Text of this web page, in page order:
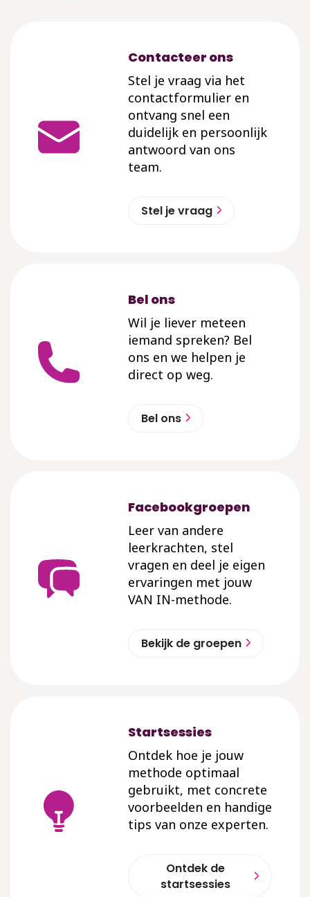
Contacteer ons
Stel je vraag via het
contactformulier en
ontvang snel een
duidelijk en persoonlijk
antwoord van ons
team.
Stel je vraag
Bel ons
Wil je liever meteen
iemand spreken? Bel
ons en we helpen je
direct op weg.
Bel ons
Facebookgroepen
Leer van andere
leerkrachten, stel
vragen en deel je eigen
ervaringen met jouw
VAN IN-methode.
Bekijk de groepen
Startsessies
Ontdek hoe je jouw
methode optimaal
gebruikt, met concrete
voorbeelden en handige
tips van onze experten.
Ontdek de
startsessies